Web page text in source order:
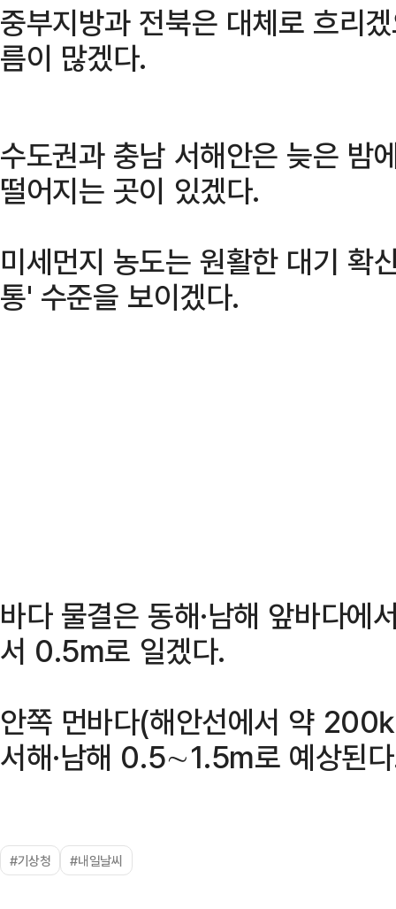
중부지방과 전북은 대체로 흐리
름이 많겠다.
수도권과 충남 서해안은 늦은
떨어지는 곳이 있겠다.
미세먼지 농도는 원활한 대기
통' 수준을 보이겠다.
바다 물결은 동해·남해 앞바다
서 0.5m로 일겠다.
안쪽 먼바다(해안선에서 약 200
서해·남해 0.5∼1.5m로 예상된
#기상청 #내일날씨